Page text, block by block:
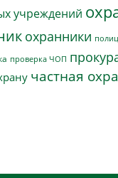
учреждений
охранники
проверка ЧОП
частная